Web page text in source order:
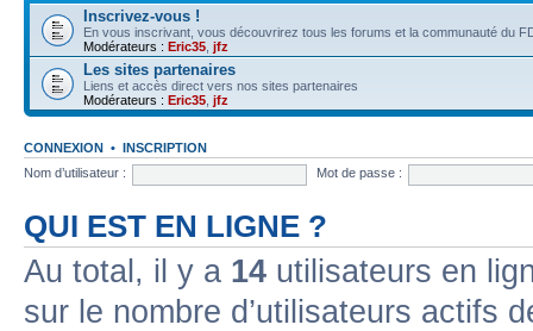
Inscrivez-vous !
En vous inscrivant, vous découvrirez tous les forums et la communauté du
Modérateurs : Eric35 jfz
Les sites partenaires
Liens et accès direct vers nos sites partenaires
Modérateurs : Eric35 jfz
CONNEXION • INSCRIPTION
Nom d’utilisateur :
Mot de passe :
QUI EST EN LIGNE ?
Au total, il y a 14 utilisateurs en
sur le nombre d’utilisateurs actifs